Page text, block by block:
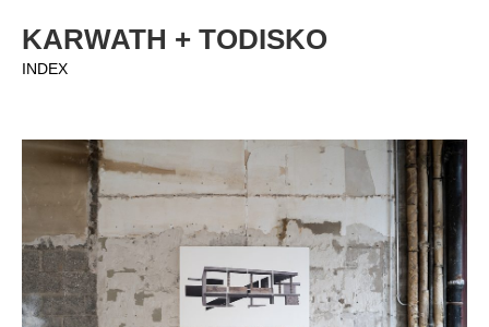
Direkt
zum
KARWATH + TODISKO
INDEX